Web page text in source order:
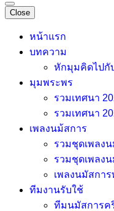
Close
หน้าแรก
บทความ
หักมุมคิดไปกั
มุมพระพร
รวมเทศนา
รวมเทศนา
เพลงนม้สการ
รวมชุดเพลง
รวมชุดเพลง
เพลงนมัสกา
ทีมงานรับใช้
ทีมนมัสการค